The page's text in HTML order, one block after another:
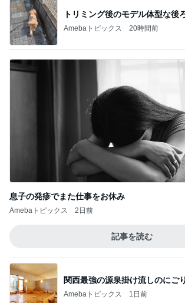
トリミング後のモデル体型な後
Amebaトピックス 20時間前
息子の発疹でまた仕事をお休み
Amebaトピックス 2日前
記事を読む
関西最強の源泉掛け流しのにご
Amebaトピックス 1日前